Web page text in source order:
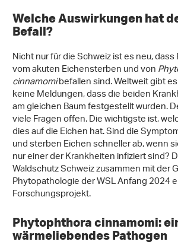
Welche Auswirkungen hat
Befall?
Nicht nur für die Schweiz ist es neu,
vom akuten Eichensterben und von
cinnamomibefallen sind. Weltweit gibt
keine Meldungen, dass die beiden
am gleichen Baum festgestellt wurden.
viele Fragen offen. Die wichtigste ist,
dies auf die Eichen hat. Sind die
und sterben Eichen schneller ab, wenn
nur einer der Krankheiten infiziert sind?
Waldschutz Schweiz zusammen mit der
Phytopathologie der WSL Anfang 2024
Forschungsprojekt.
Phytophthora cinnamomi:
wärmeliebendes Pathogen